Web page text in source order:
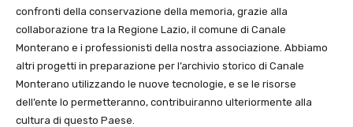
confronti della conservazione della memoria, grazie alla
collaborazione tra la Regione Lazio, il comune di Canale
Monterano e i professionisti della nostra associazione. Abbiamo
altri progetti in preparazione per l’archivio storico di Canale
Monterano utilizzando le nuove tecnologie, e se le risorse
dell’ente lo permetteranno, contribuiranno ulteriormente alla
cultura di questo Paese.